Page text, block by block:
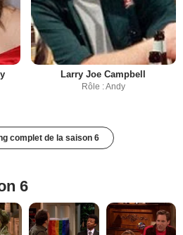
Larry Joe Campbell
Rôle : Andy
complet de la saison 6
6